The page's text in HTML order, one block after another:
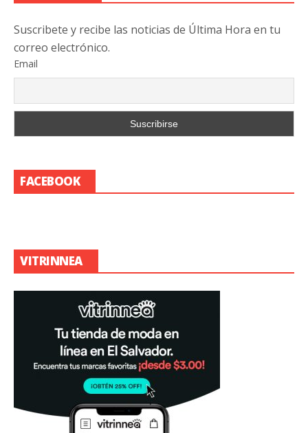
Suscribete y recibe las noticias de Última Hora en tu
correo electrónico.
Email
FACEBOOK
VITRINNEA